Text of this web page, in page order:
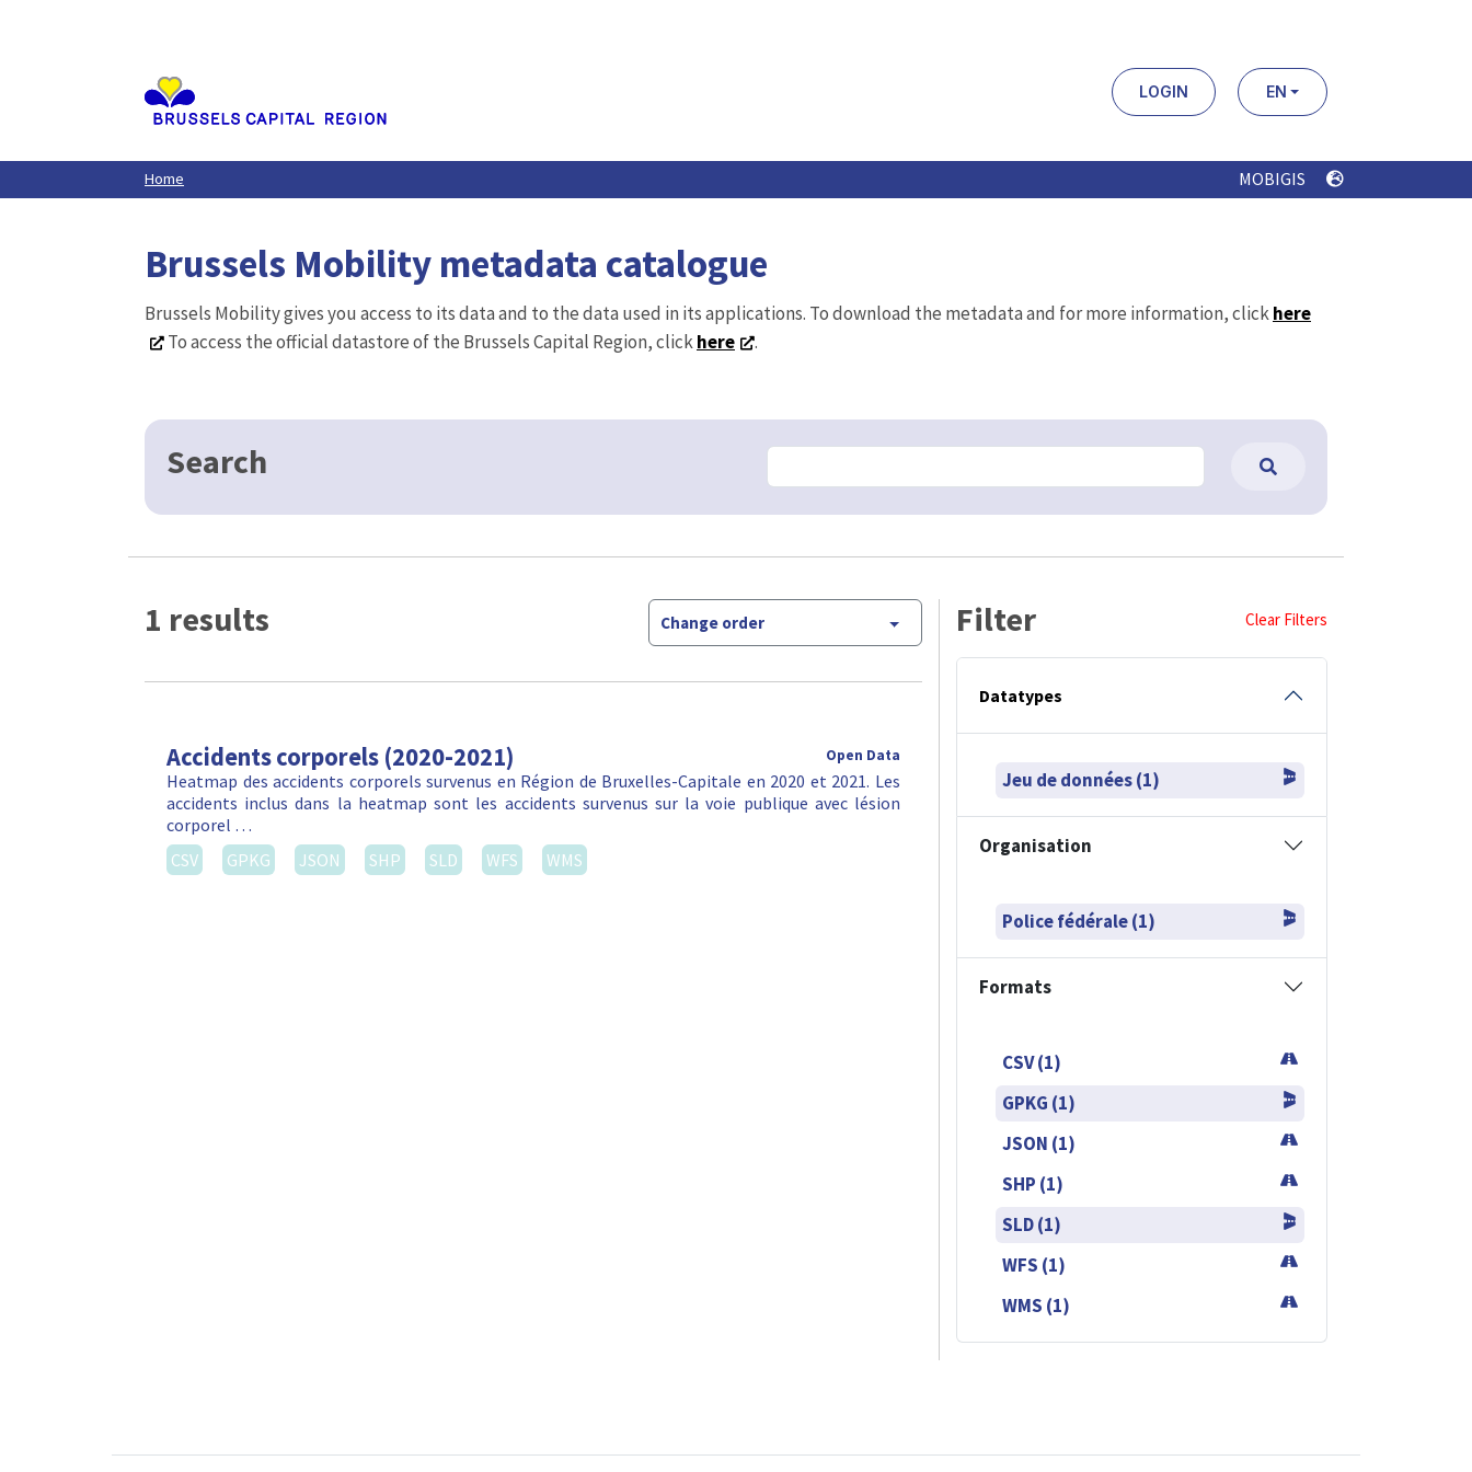
LOGIN EN
Home MOBIGIS
Brussels Mobility metadata catalogue
Brussels Mobility gives you access to its data and to the data used in its applications. To download the metadata and for more information, clickhere
To access the official datastore of the Brussels Capital Region, clickhere .
Search
1 results Change order
Accidents corporels (2020-2021) Open Data
Heatmap des accidents corporels survenus en Région de Bruxelles-Capitale en 2020 et 2021. Les
accidents inclus dans la heatmap sont les accidents survenus sur la voie publique avec lésion
corporel …
CSV
GPKG JSON SHP SLD WFS WMS
Filter Clear Filters
Datatypes
Jeu de données (1)
Organisation
Police fédérale (1)
Formats
CSV (1)
GPKG (1)
JSON (1)
SHP (1)
SLD (1)
WFS (1)
WMS (1)